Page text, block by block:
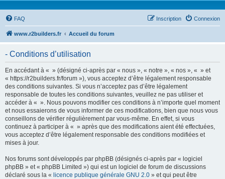
FAQ Connexion
Inscription
www.r2builders.fr Accueil du forum
- Conditions d’utilisation
En accédant à « » (désigné ci-après par « nous », « notre », « nos », « » et
« https://r2builders.fr/forum »), vous acceptez d’être légalement responsable
des conditions suivantes. Si vous n’acceptez pas d’être légalement
responsable de toutes les conditions suivantes, veuillez ne pas utiliser et
accéder à « ». Nous pouvons modifier ces conditions à n’importe quel moment
et nous essaierons de vous informer de ces modifications, bien que nous vous
conseillons de vérifier régulièrement par vous-même. En effet, si vous
continuez à participer à « » après que des modifications aient été effectuées,
vous acceptez d’être légalement responsable des conditions modifiées et
mises à jour.
Nos forums sont développés par phpBB (désignés ci-après par « logiciel
phpBB » et « phpBB Limited ») qui est un logiciel de forum de discussions
déclaré sous la « licence publique générale GNU 2.0 » et qui peut être